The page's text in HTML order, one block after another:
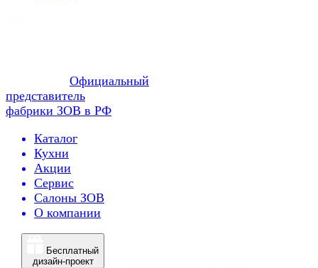
Официальный
представитель
фабрики ЗОВ в РФ
Каталог
Кухни
Акции
Сервис
Салоны ЗОВ
О компании
Бесплатный
дизайн-проект